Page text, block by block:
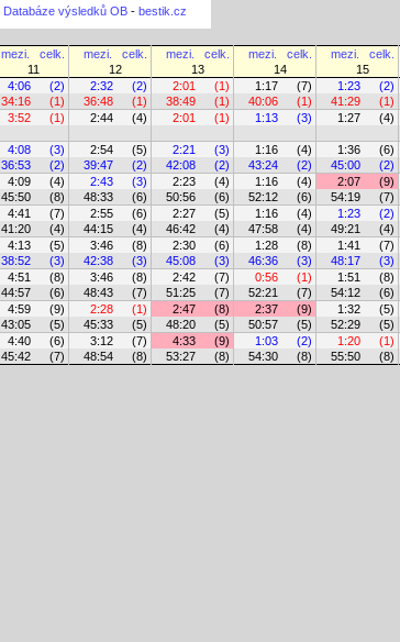
Databáze výsledků OB - bestik.cz
mezi. celk. mezi. celk. mezi. celk. mezi. celk. mezi.
celk.
11 12 13 14
15
4:06 (2) 2:32 (2) 2:01 (1) 1:17 (7) 1:23
(2)
34:16 (1) 36:48 (1) 38:49 (1) 40:06 (1) 41:29
(1)
3:52 (1) 2:44 (4) 2:01 (1) 1:13 (3) 1:27
(4)
4:08 (3) 2:54 (5) 2:21 (3) 1:16 (4) 1:36
(6)
36:53 (2) 39:47 (2) 42:08 (2) 43:24 (2) 45:00
(2)
4:09 (4) 2:43 (3) 2:23 (4) 1:16 (4) 2:07
(9)
45:50 (8) 48:33 (6) 50:56 (6) 52:12 (6) 54:19
(7)
4:41 (7) 2:55 (6) 2:27 (5) 1:16 (4) 1:23
(2)
41:20 (4) 44:15 (4) 46:42 (4) 47:58 (4) 49:21
(4)
4:13 (5) 3:46 (8) 2:30 (6) 1:28 (8) 1:41
(7)
38:52 (3) 42:38 (3) 45:08 (3) 46:36 (3) 48:17
(3)
4:51 (8) 3:46 (8) 2:42 (7) 0:56 (1) 1:51
(8)
44:57 (6) 48:43 (7) 51:25 (7) 52:21 (7) 54:12
(6)
4:59 (9) 2:28 (1) 2:47 (8) 2:37 (9) 1:32
(5)
43:05 (5) 45:33 (5) 48:20 (5) 50:57 (5) 52:29
(5)
4:40 (6) 3:12 (7) 4:33 (9) 1:03 (2) 1:20
(1)
45:42 (7) 48:54 (8) 53:27 (8) 54:30 (8) 55:50 (8)